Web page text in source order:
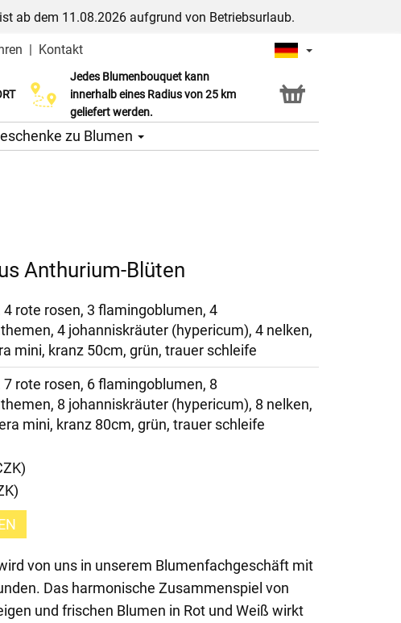
ab dem 11.08.2026 aufgrund von Betriebsurlaub.
| Kontakt
Jedes Blumenbouquet kann
innerhalb eines Radius von 25 km
geliefert werden.
Click & Collect Service
zu Blumen
Anthurium-Blüten
4 rote rosen, 3 flamingoblumen, 4
4 johanniskräuter (hypericum), 4 nelken,
mini, kranz 50cm, grün, trauer schleife
7 rote rosen, 6 flamingoblumen, 8
8 johanniskräuter (hypericum), 8 nelken,
mini, kranz 80cm, grün, trauer schleife
von uns in unserem Blumenfachgeschäft mit
Das harmonische Zusammenspiel von
und frischen Blumen in Rot und Weiß wirkt